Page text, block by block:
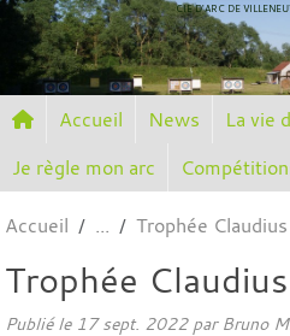
CIE D'ARC DE
Accueil News La vie
Je règle mon arc
Accueil Trophée
Trophée
Publié le 17 sept. 2022par Bruno
Panneau de gestion des cookies